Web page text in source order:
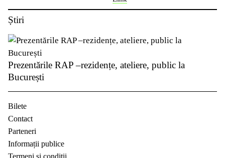
Știri
Prezentările RAP –rezidențe, ateliere, public la
București
Bilete
Contact
Parteneri
Informații publice